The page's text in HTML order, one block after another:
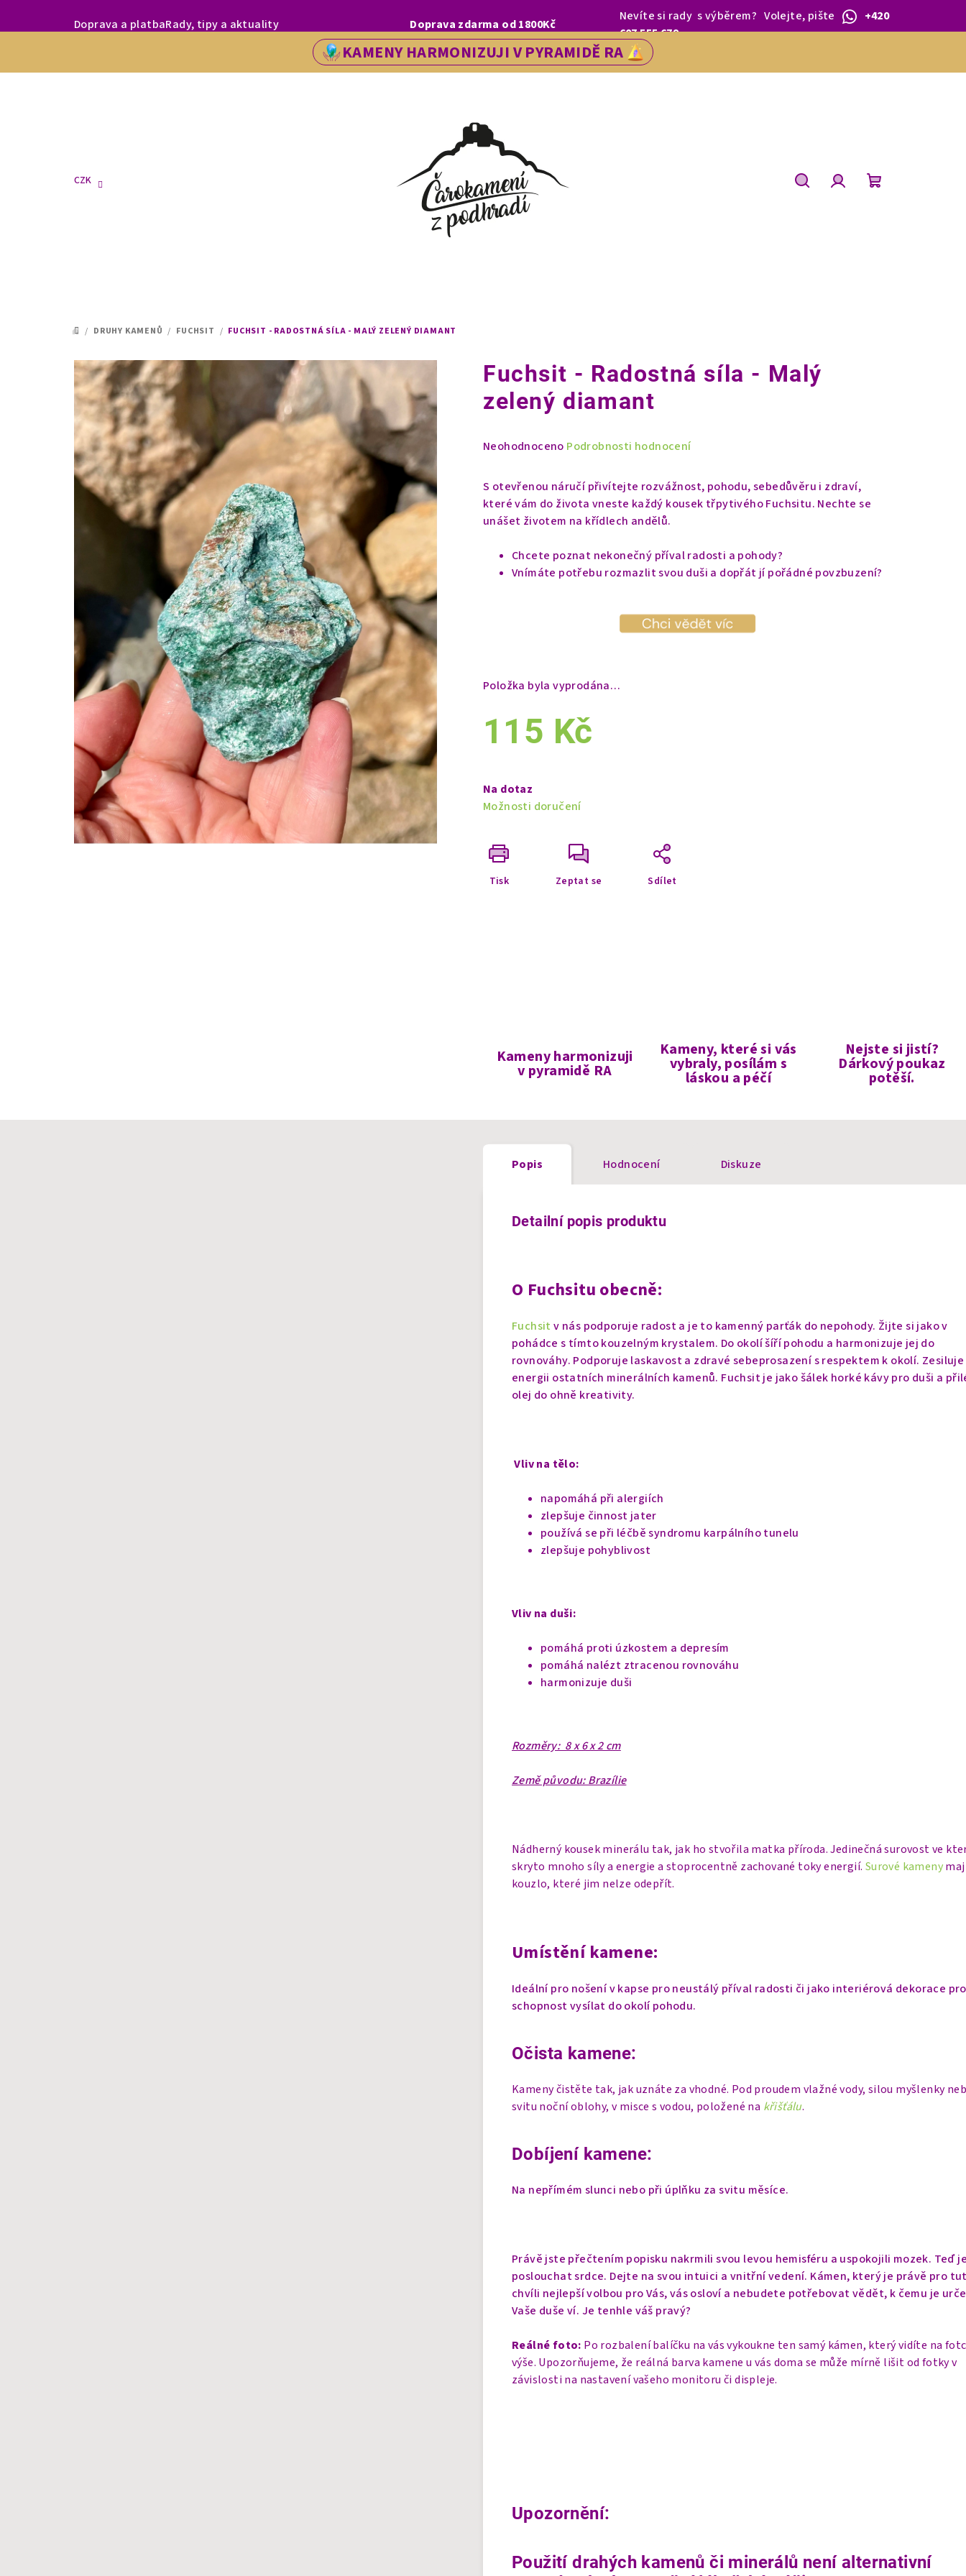
MILÍ ZÁKAZNÍCI, LETOS SE NA VÁS V NAŠÍ PRODEJNĚ V ŘEDHOŠTI BUDEME TĚŠIT OD 1.BŘEZNA.
Doprava a platbaRady, tipy a aktuality Doprava zdarma od 1800Kč
Nevíte si rady s výběrem?Volejte, pište
+420
607 555 679
KAMENY HARMONIZUJI V PYRAMIDĚ RA
CZK
DOMŮ
/ DRUHY KAMENŮ / FUCHSIT / FUCHSIT - RADOSTNÁ SÍLA - MALÝ ZELENÝ DIAMANT
Fuchsit - Radostná síla - Malý
zelený diamant
Průměrné
produktu
je
hvězdiček.
Neohodnoceno Podrobnosti hodnocení
S otevřenou náručí přivítejte rozvážnost, pohodu, sebedůvěru i zdraví,
které vám do života vneste každý kousek třpytivého Fuchsitu. Nechte se
unášet životem na křídlech andělů.
Chcete poznat nekonečný příval radosti a pohody?
Vnímáte potřebu rozmazlit svou duši a dopřát jí pořádné povzbuzení?
Položka byla vyprodána…
115 Kč
cena:
Na dotaz
Možnosti doručení
Tisk Zeptat se Sdílet
Kameny harmonizuji
v pyramidě RA
Kameny, které si vás
vybraly, posílám s
láskou a péčí
Nejste si jistí?
Dárkový poukaz
potěší.
Popis Hodnocení Diskuze
Detailní popis produktu
O Fuchsitu obecně:
Fuchsitv nás podporuje radost a je to kamenný parťák do nepohody. Žijte si jako v
pohádce s tímto kouzelným krystalem. Do okolí šíří pohodu a harmonizuje jej do
rovnováhy. Podporuje laskavost a zdravé sebeprosazení s respektem k okolí. Zesiluje
energii ostatních minerálních kamenů. Fuchsit je jako šálek horké kávy pro duši a
olej do ohně kreativity.
Vliv na tělo:
napomáhá při alergiích
zlepšuje činnost jater
používá se při léčbě syndromu karpálního tunelu
zlepšuje pohyblivost
Vliv na duši:
pomáhá proti úzkostem a depresím
pomáhá nalézt ztracenou rovnováhu
harmonizuje duši
Rozměry: 8 x 6 x 2 cm
Země původu: Brazílie
Nádherný kousek minerálu tak, jak ho stvořila matka příroda. Jedinečná surovost ve
skryto mnoho síly a energie a stoprocentně zachované toky energií. Surové kameny
kouzlo, které jim nelze odepřít.
Umístění kamene:
Ideální pro nošení v kapse pro neustálý příval radosti či jako interiérová dekorace
schopnost vysílat do okolí pohodu.
Očista kamene:
Kameny čistěte tak, jak uznáte za vhodné. Pod proudem vlažné vody, silou myšlenky
svitu noční oblohy, v misce s vodou, položené na křišťálu.
Dobíjení kamene:
Na nepřímém slunci nebo při úplňku za svitu měsíce.
Právě jste přečtením popisku nakrmili svou levou hemisféru a uspokojili mozek. Teď
poslouchat srdce. Dejte na svou intuici a vnitřní vedení. Kámen, který je právě pro
chvíli nejlepší volbou pro Vás, vás osloví a nebudete potřebovat vědět, k čemu je
Vaše duše ví. Je tenhle váš pravý?
Reálné foto: Po rozbalení balíčku na vás vykoukne ten samý kámen, který vidíte na
výše. Upozorňujeme, že reálná barva kamene u vás doma se může mírně lišit od fotky v
závislosti na nastavení vašeho monitoru či displeje.
Upozornění:
Použití drahých kamenů či minerálů není alternativní